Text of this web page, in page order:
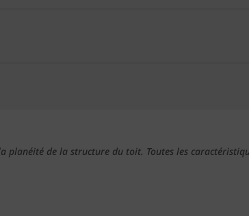
de la structure du toit. Toutes les